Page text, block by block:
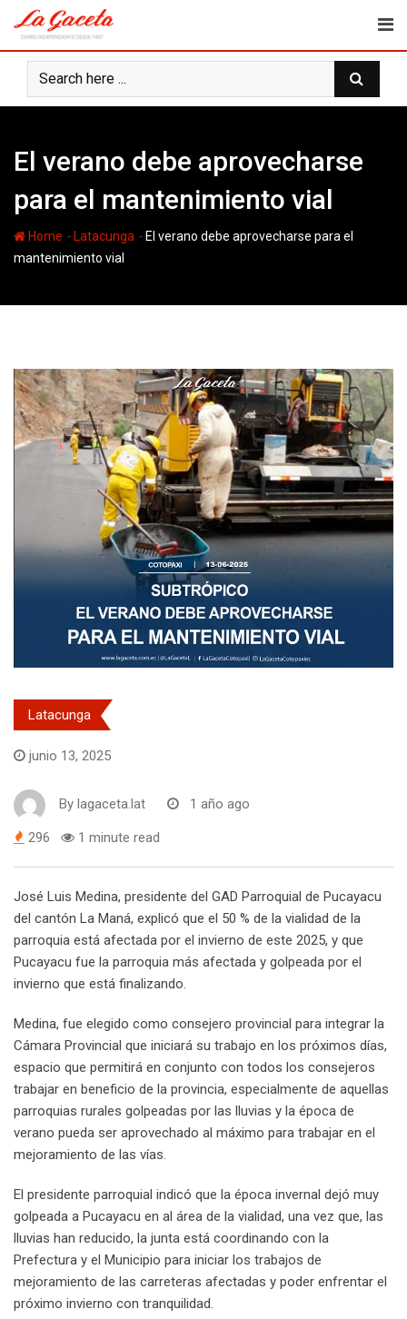
content
El verano debe aprovecharse
para el mantenimiento vial
Home - Latacunga - El verano debe aprovecharse para el
mantenimiento vial
Latacunga
junio 13, 2025
By lagaceta.lat 1 año ago
296 1 minute read
José Luis Medina, presidente del GAD Parroquial de Pucayacu
del cantón La Maná, explicó que el 50 % de la vialidad de la
parroquia está afectada por el invierno de este 2025, y que
Pucayacu fue la parroquia más afectada y golpeada por el
invierno que está finalizando.
Medina, fue elegido como consejero provincial para integrar la
Cámara Provincial que iniciará su trabajo en los próximos días,
espacio que permitirá en conjunto con todos los consejeros
trabajar en beneficio de la provincia, especialmente de aquellas
parroquias rurales golpeadas por las lluvias y la época de
verano pueda ser aprovechado al máximo para trabajar en el
mejoramiento de las vías.
El presidente parroquial indicó que la época invernal dejó muy
golpeada a Pucayacu en al área de la vialidad, una vez que, las
lluvias han reducido, la junta está coordinando con la
Prefectura y el Municipio para iniciar los trabajos de
mejoramiento de las carreteras afectadas y poder enfrentar el
próximo invierno con tranquilidad.